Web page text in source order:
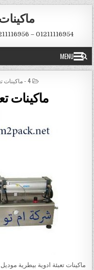
Skip to content
01211116954 – 01211116956 – 01221696797 – 01211116958
MENU
POSTED IN
4 - ماكينات تعبئة سوائل في عبوات و اكياس
ماكينات
ماكينات تعبئة ادوية بيطرية موديل 404 ماركة ام تو